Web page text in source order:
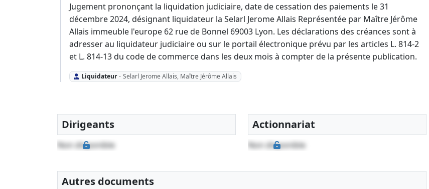
Jugement prononçant la liquidation judiciaire, date de cessation des paiements le 31
décembre 2024, désignant liquidateur la Selarl Jerome Allais Représentée par Maître Jérôme
Allais immeuble l'europe 62 rue de Bonnel 69003 Lyon. Les déclarations des créances sont à
adresser au liquidateur judiciaire ou sur le portail électronique prévu par les articles L. 814-2
et L. 814-13 du code de commerce dans les deux mois à compter de la présente publication.
Liquidateur - Selarl Jerome Allais, Maître Jérôme Allais
Dirigeants
Non disponible
Actionnariat
Non disponible
Autres documents